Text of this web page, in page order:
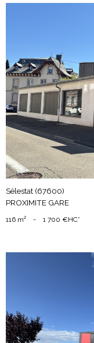
Sélestat (67600)
PROXIMITE GARE
116 m² - 1 700 €HC*